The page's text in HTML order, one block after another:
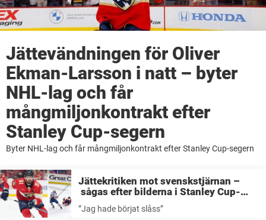
Jättevändningen för Oliver
Ekman-Larsson i natt – byter
NHL-lag och får
mångmiljonkontrakt efter
Stanley Cup-segern
Byter NHL-lag och får mångmiljonkontrakt efter Stanley Cup-segern
Jättekritiken mot svenskstjärnan –
sågas efter bilderna i Stanley Cup-
finalen som fått alla att reagera: ”Jag
hade börjat slåss”
”Jag hade börjat slåss”